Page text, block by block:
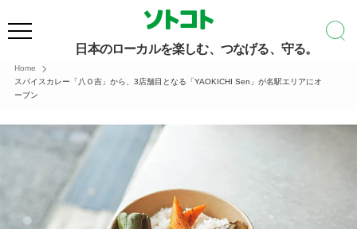
日本のローカルを楽しむ、つなげる、守る。
Home
スパイスカレー「八Ｏ吉」から、3店舗目となる「YAOKICHI Sen」が名駅エリアにオ
ープン